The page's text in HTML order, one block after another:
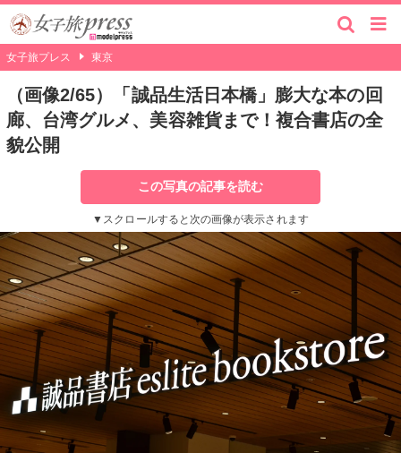
女子旅プレス 東京
（画像2/65）「誠品生活日本橋」膨大な本の回
廊、台湾グルメ、美容雑貨まで！複合書店の全
貌公開
この写真の記事を読む
▼スクロールすると次の画像が表示されます